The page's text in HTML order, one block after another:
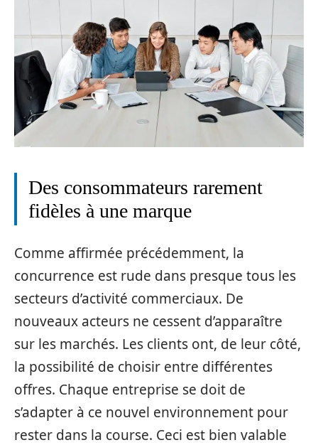
Des consommateurs rarement
fidèles à une marque
Comme affirmée précédemment, la
concurrence est rude dans presque tous les
secteurs d’activité commerciaux. De
nouveaux acteurs ne cessent d’apparaître
sur les marchés. Les clients ont, de leur côté,
la possibilité de choisir entre différentes
offres. Chaque entreprise se doit de
s’adapter à ce nouvel environnement pour
rester dans la course. Ceci est bien valable